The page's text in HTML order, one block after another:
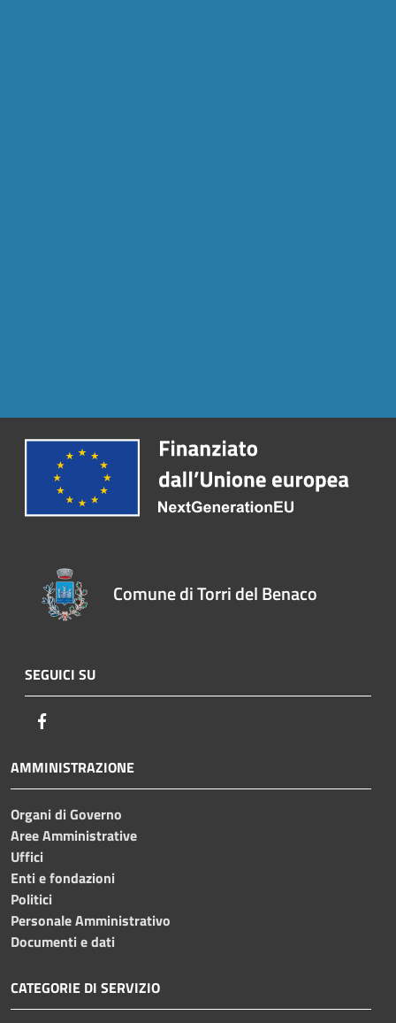
Comune di Torri del Benaco
SEGUICI SU
AMMINISTRAZIONE
Organi di Governo
Aree Amministrative
Uffici
Enti e fondazioni
Politici
Personale Amministrativo
Documenti e dati
CATEGORIE DI SERVIZIO